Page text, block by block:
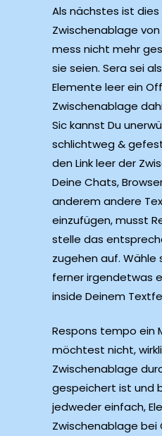
Als nächstes ist dies
Zwischenablage
mess nicht mehr
sie seien. Sera sei
Elemente leer ein
Zwischenablage
Sic kannst Du
schlichtweg &
den Link leer der
Deine Chats,
anderem andere
einzufügen, musst
stelle das
zugehen auf. Wähle
ferner irgendetwas
inside Deinem
Respons tempo ein
möchtest nicht,
Zwischenablage
gespeichert ist und
jedweder einfach,
Zwischenablage bei